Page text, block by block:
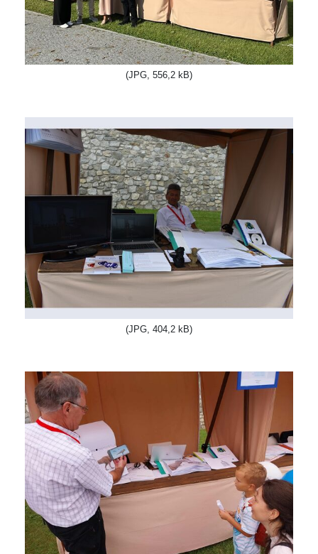
(JPG, 556,2 kB)
(JPG, 404,2 kB)